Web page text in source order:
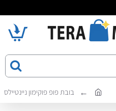
בובת פופ פוקימון ניינטיילס